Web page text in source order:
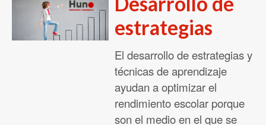
estrategias
El desarrollo de estrategias y
técnicas de aprendizaje
ayudan a optimizar el
rendimiento escolar porque
son el medio en el que se